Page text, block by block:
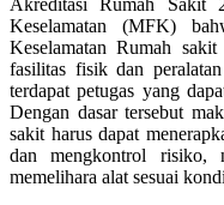
Keselamatan (MFK)
Keselamatan Rumah
fasilitas fisik dan
terdapat petugas yang
Dengan dasar tersebut
sakit harus dapat
dan mengkontrol risiko,
memelihara alat sesuai